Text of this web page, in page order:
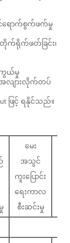
ရောက်စွက်ဖက်မှု
တိုက်ရိုက်ဖတ်ခြင်း၊
ကွယ်မှု
အလျားလိုက်တပ်
ဖြင့် ရနိုင်သည်။
မေး
အသွင်
ကူးပြောင်း
ရေးကာလ
စီးဆင်းမှု